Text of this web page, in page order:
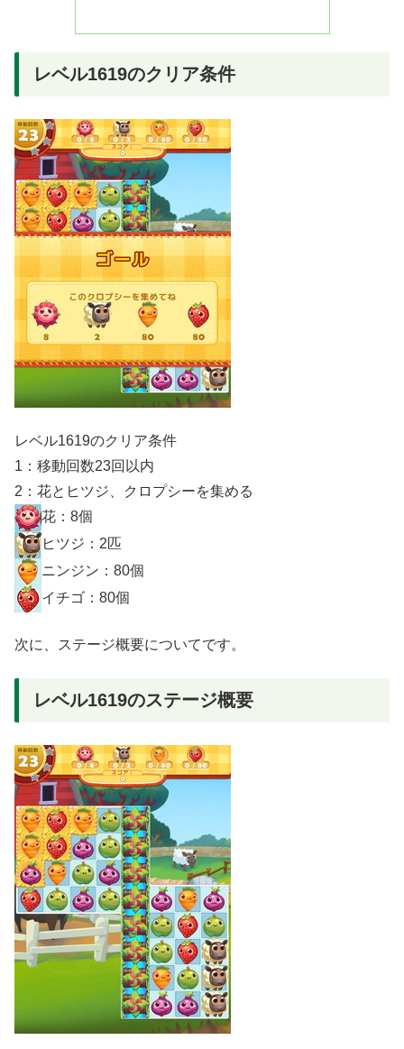
レベル1619のクリア条件
レベル1619のクリア条件
1：移動回数23回以内
2：花とヒツジ、クロプシーを集める
花：8個
ヒツジ：2匹
ニンジン：80個
イチゴ：80個
次に、ステージ概要についてです。
レベル1619のステージ概要